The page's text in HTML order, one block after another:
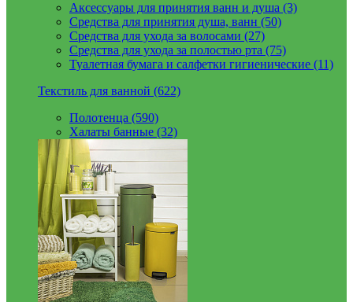
Аксессуары для принятия ванн и душа (3)
Средства для принятия душа, ванн (50)
Средства для ухода за волосами (27)
Средства для ухода за полостью рта (75)
Туалетная бумага и салфетки гигиенические (11)
Текстиль для ванной (622)
Полотенца (590)
Халаты банные (32)